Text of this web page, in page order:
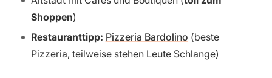
Shoppen)
Restauranttipp: Pizzeria Bardolino (beste
Pizzeria, teilweise stehen Leute Schlange)